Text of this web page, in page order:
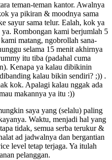
teman-teman kantor. Awalnya
ya pikiran & moodnya sama
sayur sama telur. Ealah, kok ya
Rombongan kami berjumlah 5
matang, ngobrollah sana-
selama 15 menit akhirnya
itu tiba (padahal cuma
Kenapa ya kalau dibikinin
kalau bikin sendiri? ;)) .
kok. Apalagi kalau nggak ada
makannya ya itu :))
saya yang (selalu) paling
Waktu, menjadi hal yang
tidak, semua serba terukur &
ad jadwalnya dan bergantian
level tetap terjaga. Ya itulah
pelanggan.